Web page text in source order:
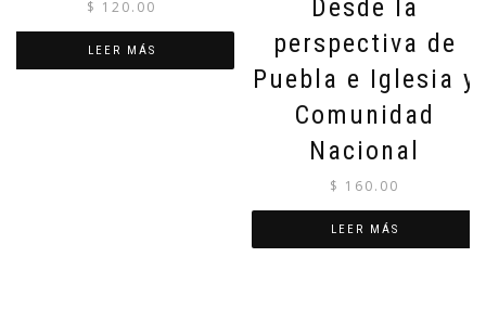
$ 120.00
LEER MÁS
Desde la
perspectiva de
Puebla e Iglesia y
Comunidad
Nacional
$ 160.00
LEER MÁS